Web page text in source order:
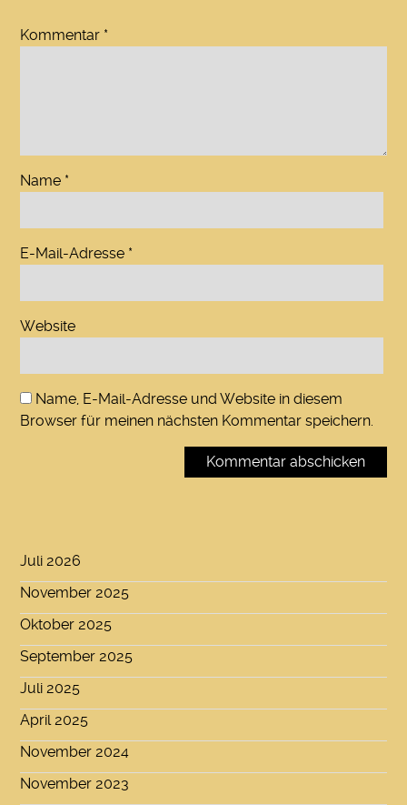
Kommentar *
Name *
E-Mail-Adresse *
Website
Name, E-Mail-Adresse und Website in diesem
Browser für meinen nächsten Kommentar speichern.
Juli 2026
November 2025
Oktober 2025
September 2025
Juli 2025
April 2025
November 2024
November 2023